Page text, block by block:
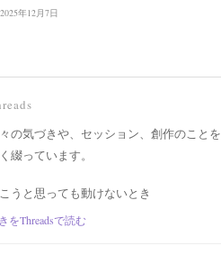
2025年12月7日
の気づきや、セッション、創作のことを
綴っています。
うと思っても動けないとき
をThreadsで読む